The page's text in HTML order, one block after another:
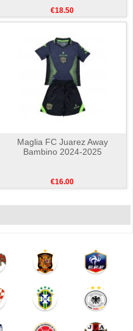
€18.50
Maglia FC Juarez Away
Bambino 2024-2025
€16.00